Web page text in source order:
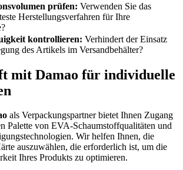
prüfen: Verwenden Sie das
Herstellungsverfahren für Ihre
kontrollieren: Verhindert der Einsatz
des Artikels im Versandbehälter?
mit Damao für individuelle
als Verpackungspartner bietet Ihnen Zugang
Palette von EVA-Schaumstoffqualitäten und
Wir helfen Ihnen, die
auszuwählen, die erforderlich ist, um die
Ihres Produkts zu optimieren.